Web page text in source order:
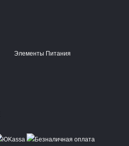
Элементы Питания